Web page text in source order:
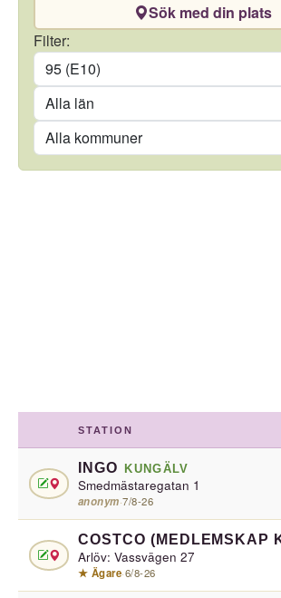
Sök med din plats
Filter:
Län
Kommun
STATION
INGO KUNGÄLV
Smedmästaregatan 1
anonym·7/8-26
Arlöv: Vassvägen 27
★ Ägare·6/8-26